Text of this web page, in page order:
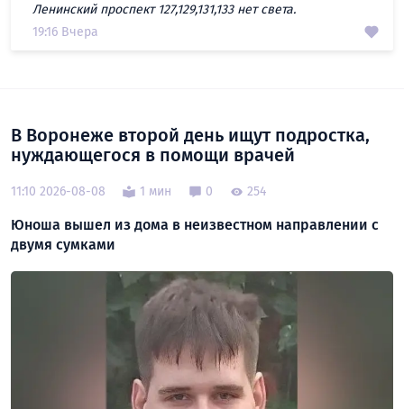
Ленинский проспект 127,129,131,133 нет света.
19:16 Вчера
В Воронеже второй день ищут подростка,
нуждающегося в помощи врачей
11:10 2026-08-08 1 мин 0 254
Юноша вышел из дома в неизвестном направлении с
двумя сумками